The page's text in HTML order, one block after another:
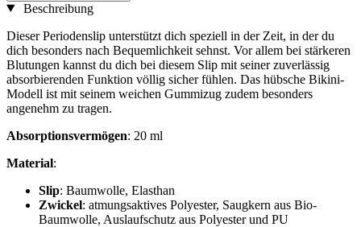
Beschreibung
Dieser Periodenslip unterstützt dich speziell in der Zeit, in der du
dich besonders nach Bequemlichkeit sehnst. Vor allem bei stärkeren
Blutungen kannst du dich bei diesem Slip mit seiner zuverlässig
absorbierenden Funktion völlig sicher fühlen. Das hübsche Bikini-
Modell ist mit seinem weichen Gummizug zudem besonders
angenehm zu tragen.
Absorptionsvermögen: 20 ml
Material:
Slip: Baumwolle, Elasthan
Zwickel: atmungsaktives Polyester, Saugkern aus Bio-
Baumwolle, Auslaufschutz aus Polyester und PU